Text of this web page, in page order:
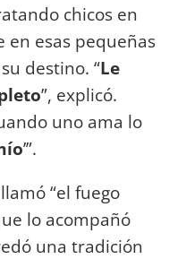
chicos en
en esas pequeñas
destino. “Le
”, explicó.
uno ama lo
’”.
“el fuego
lo acompañó
una tradición